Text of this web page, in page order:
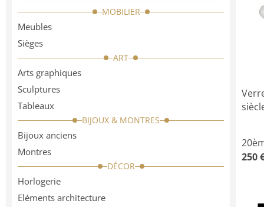
MOBILIER
Meubles
Sièges
ART
Arts graphiques
Sculptures
Tableaux
BIJOUX & MONTRES
Bijoux anciens
Montres
DÉCOR
Horlogerie
Eléments architecture
250